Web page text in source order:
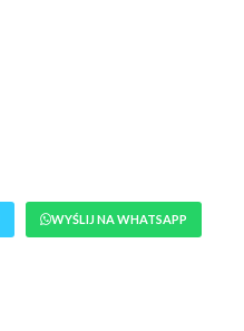
WYŚLIJ NA WHATSAPP